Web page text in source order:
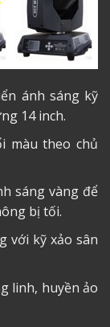
ánh sáng kỹ
14 inch.
màu theo chủ
sáng vàng để
bị tối.
với kỹ xảo sân
linh, huyền ảo